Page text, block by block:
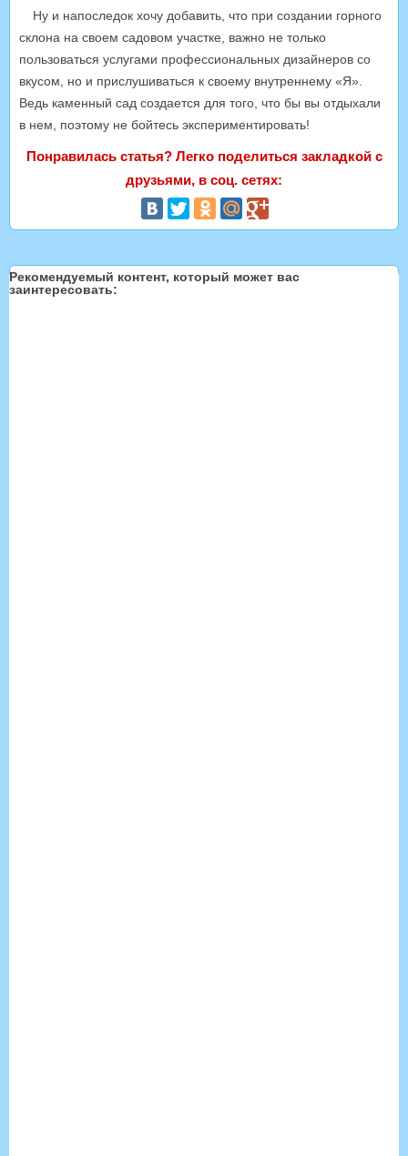
Ну и напоследок хочу добавить, что при создании горного
склона на своем садовом участке, важно не только
пользоваться услугами профессиональных дизайнеров со
вкусом, но и прислушиваться к своему внутреннему «Я».
Ведь каменный сад создается для того, что бы вы отдыхали
в нем, поэтому не бойтесь экспериментировать!
Понравилась статья? Легко поделиться закладкой с
друзьями, в соц. сетях:
Рекомендуемый контент, который может вас
заинтересовать: